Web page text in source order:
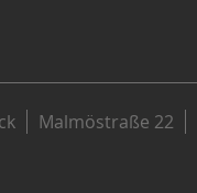
Malmöstraße 22